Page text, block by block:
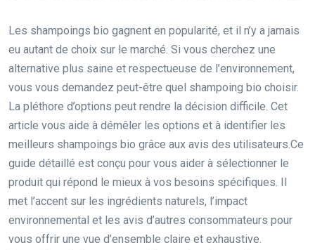
Les shampoings bio gagnent en popularité, et il n’y a jamais
eu autant de choix sur le marché. Si vous cherchez une
alternative plus saine et respectueuse de l’environnement,
vous vous demandez peut-être quel shampoing bio choisir.
La pléthore d’options peut rendre la décision difficile. Cet
article vous aide à démêler les options et à identifier les
meilleurs shampoings bio grâce aux avis des utilisateurs.Ce
guide détaillé est conçu pour vous aider à sélectionner le
produit qui répond le mieux à vos besoins spécifiques. Il
met l’accent sur les ingrédients naturels, l’impact
environnemental et les avis d’autres consommateurs pour
vous offrir une vue d’ensemble claire et exhaustive.